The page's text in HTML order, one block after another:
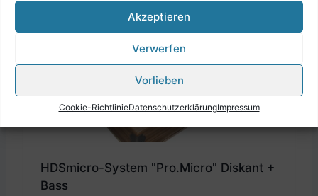
Akzeptieren
Verwerfen
Vorlieben
Cookie-RichtlinieDatenschutzerklärungImpressum
HDSmicro-System "Pro.Micro" Diskant +
Bass